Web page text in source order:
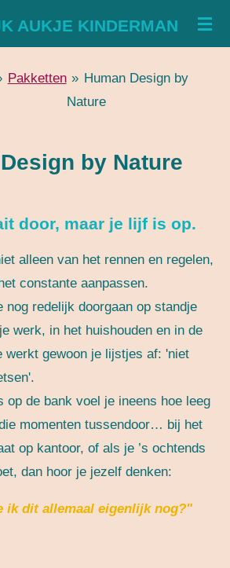
AUKJE KINDERMAN
Pakketten » Human Design by
Nature
by Nature
door, maar je lijf is op.
alleen van het rennen en regelen,
constante aanpassen.
nog redelijk doorgaan op standje
werk, in het huishouden en in de
werkt gewoon je lijstjes af: 'niet
op de bank voel je ineens hoe leeg
momenten tussendoor… bij het
op kantoor, of als je ’s ochtends
dan hoor je jezelf denken:
ik dit allemaal eigenlijk nog?"